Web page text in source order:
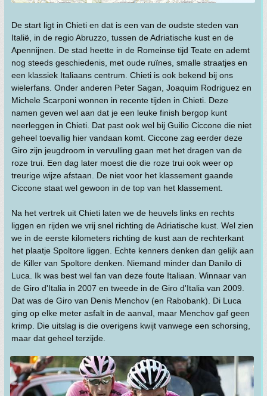
De start ligt in Chieti en dat is een van de oudste steden van
Italië, in de regio Abruzzo, tussen de Adriatische kust en de
Apennijnen. De stad heette in de Romeinse tijd Teate en ademt
nog steeds geschiedenis, met oude ruïnes, smalle straatjes en
een klassiek Italiaans centrum. Chieti is ook bekend bij ons
wielerfans. Onder anderen Peter Sagan, Joaquim Rodriguez en
Michele Scarponi wonnen in recente tijden in Chieti. Deze
namen geven wel aan dat je een leuke finish bergop kunt
neerleggen in Chieti. Dat past ook wel bij Guilio Ciccone die niet
geheel toevallig hier vandaan komt. Ciccone zag eerder deze
Giro zijn jeugdroom in vervulling gaan met het dragen van de
roze trui. Een dag later moest die die roze trui ook weer op
treurige wijze afstaan. De niet voor het klassement gaande
Ciccone staat wel gewoon in de top van het klassement.
Na het vertrek uit Chieti laten we de heuvels links en rechts
liggen en rijden we vrij snel richting de Adriatische kust. Wel zien
we in de eerste kilometers richting de kust aan de rechterkant
het plaatje Spoltore liggen. Echte kenners denken dan gelijk aan
de Killer van Spoltore denken. Niemand minder dan Danilo di
Luca. Ik was best wel fan van deze foute Italiaan. Winnaar van
de Giro d'Italia in 2007 en tweede in de Giro d'Italia van 2009.
Dat was de Giro van Denis Menchov (en Rabobank). Di Luca
ging op elke meter asfalt in de aanval, maar Menchov gaf geen
krimp. Die uitslag is die overigens kwijt vanwege een schorsing,
maar dat geheel terzijde.